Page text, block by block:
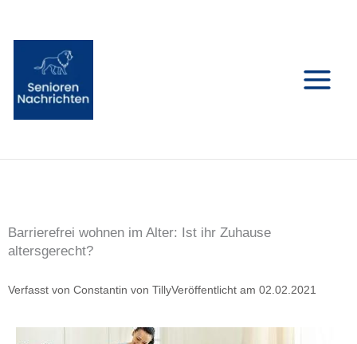
Inhalt
springen
Barrierefrei wohnen im Alter: Ist ihr Zuhause
altersgerecht?
Verfasst von Constantin von TillyVeröffentlicht am 02.02.2021